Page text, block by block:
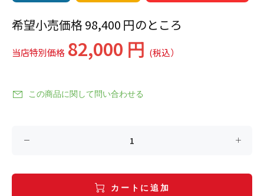
希望小売価格 98,400 円のところ
当店特別価格 82,000 円 (税込）
この商品に関して問い合わせる
カートに追加